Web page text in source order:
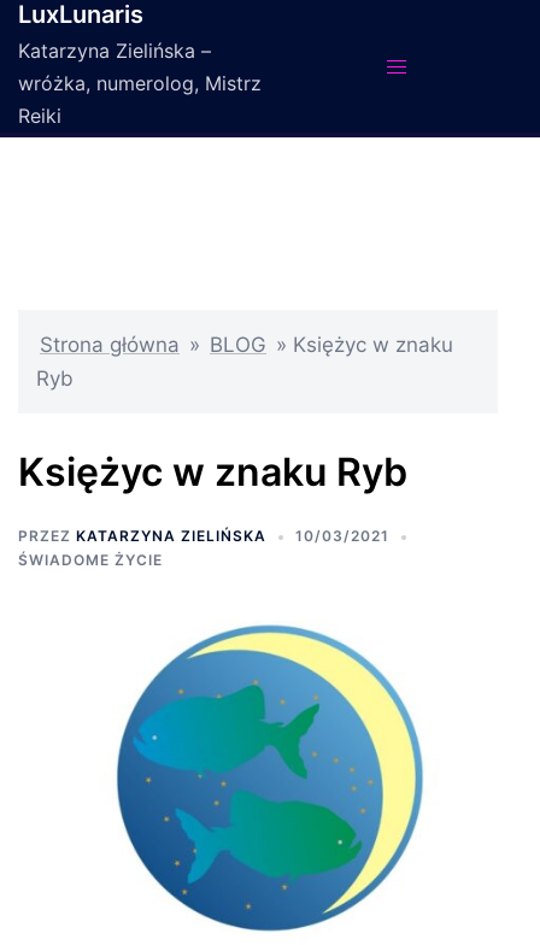
Przejdź
do
treści
LuxLunaris
Katarzyna Zielińska –
wróżka, numerolog, Mistrz
Reiki
Strona główna » BLOG » Księżyc w znaku
Ryb
Księżyc w znaku Ryb
PRZEZ KATARZYNA ZIELIŃSKA
10/03/2021
ŚWIADOME ŻYCIE